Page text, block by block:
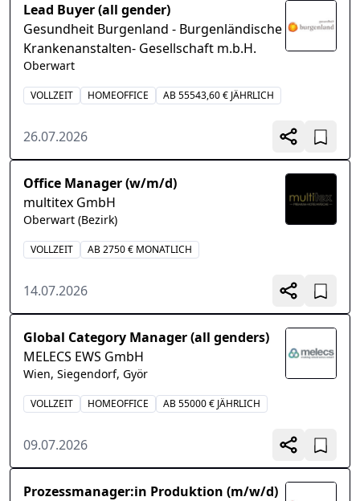
Lead Buyer (all gender)
Gesundheit Burgenland - Burgenländische
Krankenanstalten- Gesellschaft m.b.H.
Oberwart
VOLLZEIT HOMEOFFICE AB 55543,60 € JÄHRLICH
26.07.2026
Office Manager (w/m/d)
multitex GmbH
Oberwart (Bezirk)
VOLLZEIT AB 2750 € MONATLICH
14.07.2026
Global Category Manager (all genders)
MELECS EWS GmbH
Wien, Siegendorf, Györ
VOLLZEIT HOMEOFFICE AB 55000 € JÄHRLICH
09.07.2026
Prozessmanager:in Produktion (m/w/d)